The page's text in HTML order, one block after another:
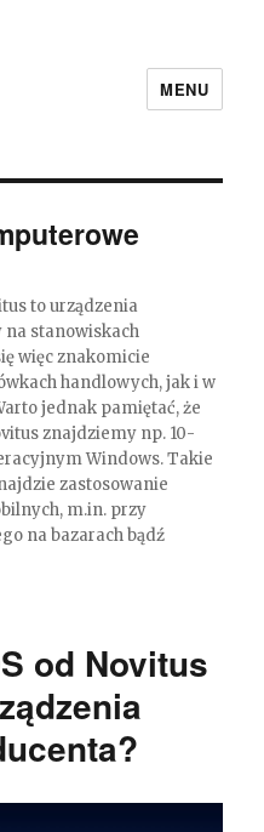
MENU
to urządzenia
na stanowiskach
więc znakomicie
handlowych, jak i w
jednak pamiętać, że
znajdziemy np. 10-
Windows. Takie
zastosowanie
m.in. przy
na bazarach bądź
od Novitus